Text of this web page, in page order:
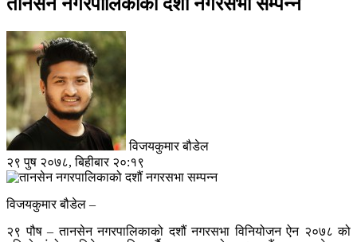
विजयकुमार बौडेल
२९ पुष २०७८, बिहीबार २०:१९
विजयकुमार बौडेल –
२९ पौष – तानसेन नगरपालिकाको दशौं नगरसभा विनियोजन ऐन २०७८ को